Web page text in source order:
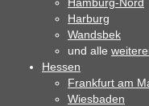
Harburg
Wandsbek
und alle
Hessen
Frankfurt am
Wiesbaden